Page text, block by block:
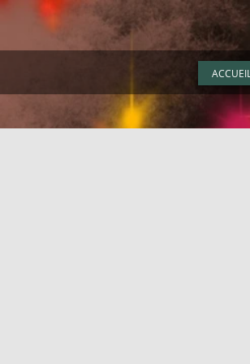
ACCUEIL